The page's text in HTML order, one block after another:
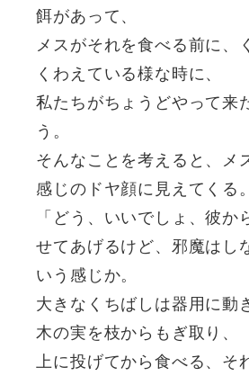
餌があって、
メスがそれを食べる前に、
くわえている様な時に、
私たちがちょうどやって来
う。
そんなことを考えると、メ
感じのドヤ顔に見えてくる。
「どう、いいでしょ、彼か
せてあげるけど、邪魔はし
いう感じか。
大きなくちばしは器用に動
木の実を枝からもぎ取り、
上に投げてから食べる、そ